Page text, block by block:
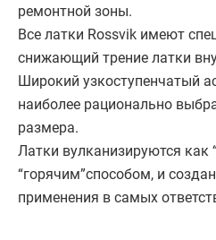
ремонтной зоны.
Все латки Rossvik имеют
снижающий трение латки
Широкий узкоступенчатый
наиболее рационально
размера.
Латки вулканизируются как
“горячим”способом, и
применения в самых